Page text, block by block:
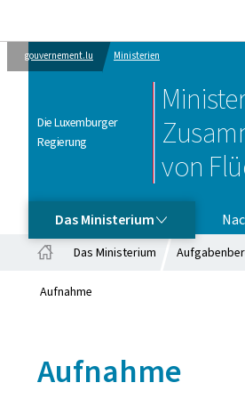
gouvernement.lu Ministerien
Die Luxemburger
Regierung
von
Das Ministerium
Das Ministerium
Aufnahme
Aufnahme